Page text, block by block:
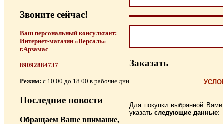
Звоните сейчас!
Ваш персональный консультант:
Интернет-магазин «Версаль»
г.Арзамас
89092884737
Режим: с 10.00 до 18.00 в рабочие дни
Последние новости
Обращаем Ваше внимание,
Заказать
Для покупки выбранной
указать следующие данные: